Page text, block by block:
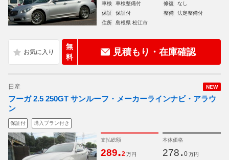
車検
車検整備付 修復
なし
保証
保証付 整備
法定整備付
住所
島根県 松江市
無
料
見積もり・在庫確認
NEW
日産
フーガ 2.5 250GT サンルーフ・メーカーラインナビ・アラウ
ン
保証付 購入プラン付き
支払総額
289.2 万円
本体価格
278. 0 万円